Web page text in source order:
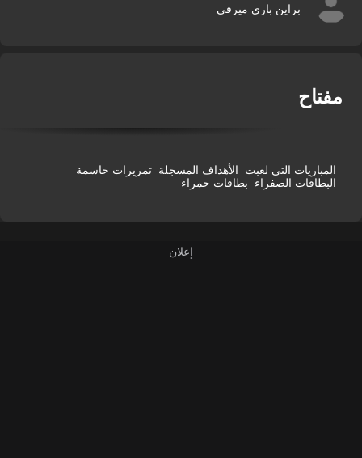
براين باري ميرفي
المباريات التي لعبت الأهداف المسجلة تمريرات حاسمة
البطاقات الصفراء بطاقات حمراء